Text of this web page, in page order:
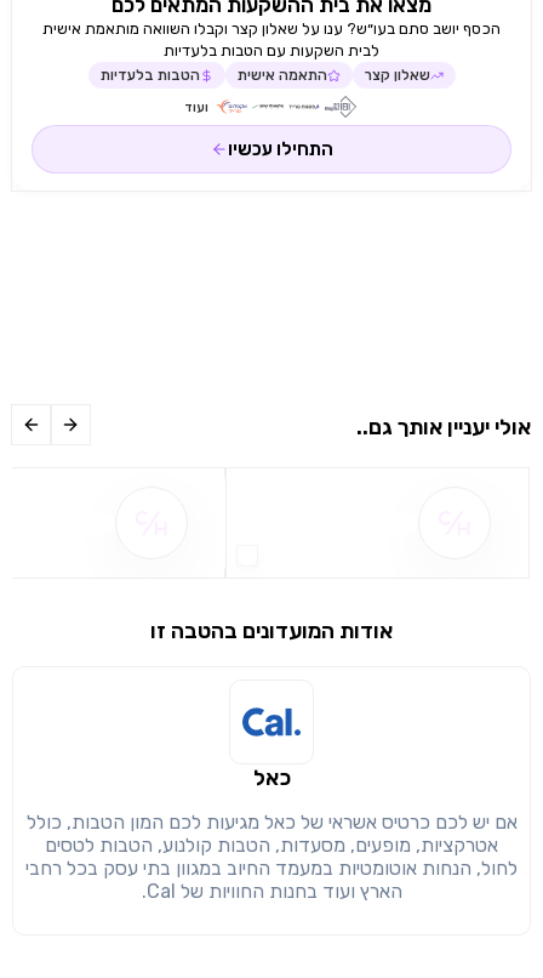
שיתוף
שימו לב!
הבנתי, המשך לאתר
מצאו את בית ההשקעות המתאים לכם
הכסף יושב סתם בעו״ש? ענו על שאלון קצר וקבלו השוואה מותאמת אישית
לבית השקעות עם הטבות בלעדיות
שאלון קצר התאמה אישית הטבות בלעדיות
ועוד
התחילו עכשיו
אולי יעניין אותך גם..
אודות המועדונים בהטבה זו
כאל
אם יש לכם כרטיס אשראי של כאל מגיעות לכם המון הטבות, כולל
אטרקציות, מופעים, מסעדות, הטבות קולנוע, הטבות לטסים
לחול, הנחות אוטומטיות במעמד החיוב במגוון בתי עסק בכל רחבי
הארץ ועוד בחנות החוויות של Cal.